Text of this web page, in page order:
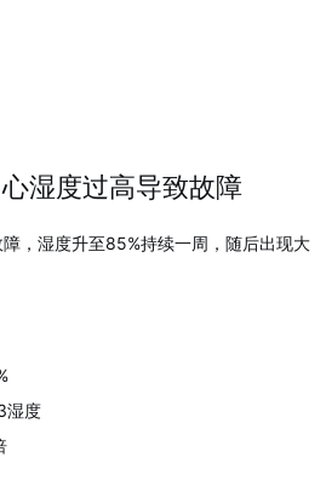
湿度过高导致故障
，湿度升至85%持续一周，随后出现大
湿度